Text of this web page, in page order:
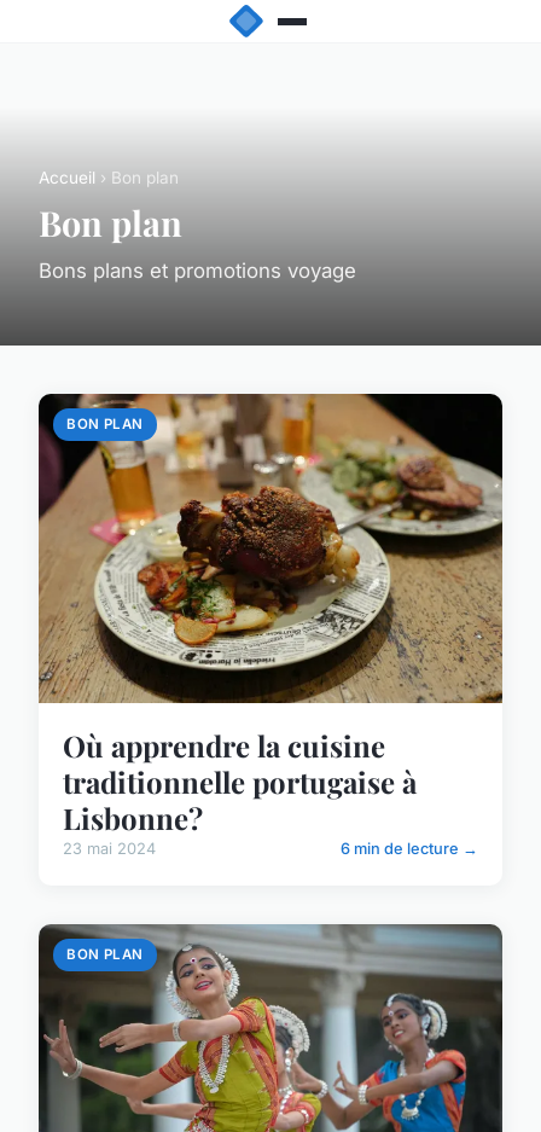
Accueil › Bon plan
Bon plan
Bons plans et promotions voyage
BON PLAN
Où apprendre la cuisine
traditionnelle portugaise à
Lisbonne?
23 mai 2024 6 min de lecture →
BON PLAN